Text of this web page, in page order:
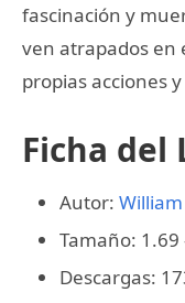
fascinación y
ven atrapados en
propias acciones
Ficha del
Autor:
Tamaño: 1.69
Descargas: